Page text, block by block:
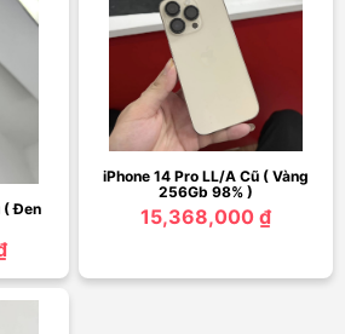
( Đen
iPhone 14 Pro LL/A Cũ ( Vàng
256Gb 98% )
15,368,000 ₫